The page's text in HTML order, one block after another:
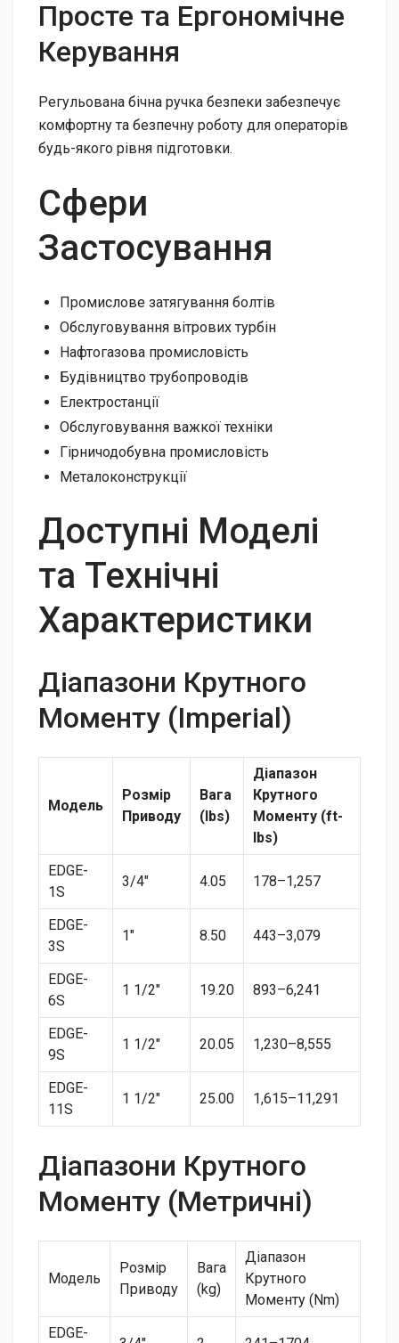
Просте та Ергономічне
Керування
Регульована бічна ручка безпеки забезпечує
комфортну та безпечну роботу для операторів
будь-якого рівня підготовки.
Сфери
Застосування
Промислове затягування болтів
Обслуговування вітрових турбін
Нафтогазова промисловість
Будівництво трубопроводів
Електростанції
Обслуговування важкої техніки
Гірничодобувна промисловість
Металоконструкції
Доступні Моделі
та Технічні
Характеристики
Діапазони Крутного
Моменту (Imperial)
Модель
Розмір
Приводу
Вага
(lbs)
Діапазон
Крутного
Моменту (ft-
lbs)
EDGE-
1S
3/4″ 4.05 178–1,257
EDGE-
3S
1″ 8.50 443–3,079
EDGE-
6S
1 1/2″ 19.20 893–6,241
EDGE-
9S
1 1/2″ 20.05 1,230–8,555
EDGE-
11S
1 1/2″ 25.00 1,615–11,291
Діапазони Крутного
Моменту (Метричні)
Модель
Розмір
Приводу
Вага
(kg)
Діапазон
Крутного
Моменту (Nm)
EDGE-